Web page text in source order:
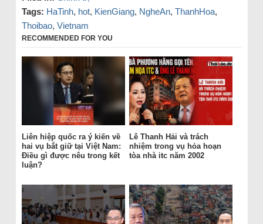
Tags: HaTinh, hot, KienGiang, NgheAn, ThanhHoa,
Thoibao, Vietnam
RECOMMENDED FOR YOU
Liên hiệp quốc ra ý kiến về
hai vụ bắt giữ tại Việt Nam:
Điều gì được nêu trong kết
luận?
Lê Thanh Hải và trách
nhiệm trong vụ hỏa hoạn
tòa nhà itc năm 2002